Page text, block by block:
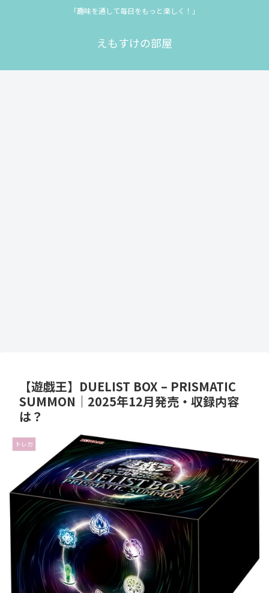
「趣味を通して毎日をもっと楽しく！」
えもすけの部屋
【遊戯王】DUELIST BOX – PRISMATIC
SUMMON｜2025年12月発売・収録内容
は？
トレカ